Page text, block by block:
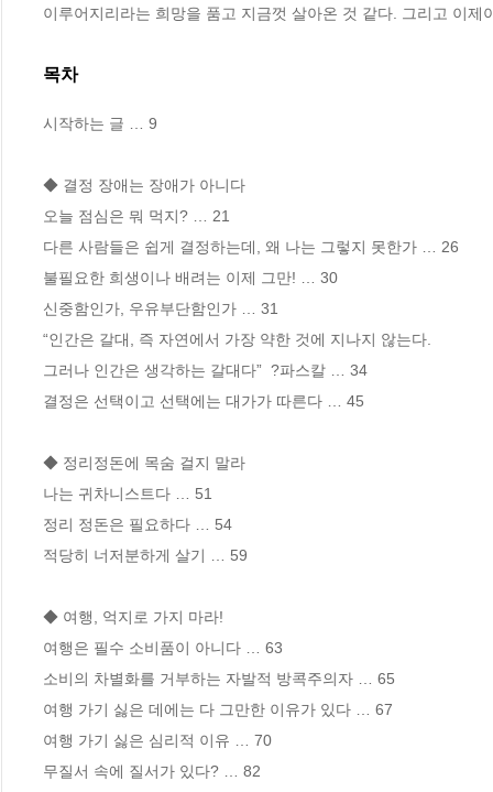
이루어지리라는 희망을 품고 지금껏 살아온 것 같다. 그리고 이제
목차
시작하는 글 … 9
◆ 결정 장애는 장애가 아니다
오늘 점심은 뭐 먹지? … 21
다른 사람들은 쉽게 결정하는데, 왜 나는 그렇지 못한가 … 26
불필요한 희생이나 배려는 이제 그만! … 30
신중함인가, 우유부단함인가 … 31
“인간은 갈대, 즉 자연에서 가장 약한 것에 지나지 않는다.
그러나 인간은 생각하는 갈대다”  ?파스칼 … 34
결정은 선택이고 선택에는 대가가 따른다 … 45
◆ 정리정돈에 목숨 걸지 말라
나는 귀차니스트다 … 51
정리 정돈은 필요하다 … 54
적당히 너저분하게 살기 … 59
◆ 여행, 억지로 가지 마라!
여행은 필수 소비품이 아니다 … 63
소비의 차별화를 거부하는 자발적 방콕주의자 … 65
여행 가기 싫은 데에는 다 그만한 이유가 있다 … 67
여행 가기 싫은 심리적 이유 … 70
무질서 속에 질서가 있다? … 82